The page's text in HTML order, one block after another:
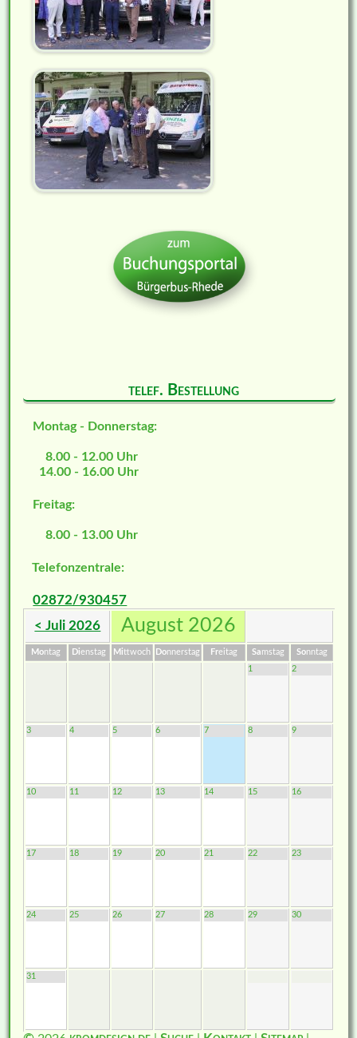
telef. Bestellung
Montag - Donnerstag:
8.00 - 12.00 Uhr
14.00 - 16.00 Uhr
Freitag:
8.00 - 13.00 Uhr
Telefonzentrale:
02872/930457
< Juli 2026 August 2026
Montag Dienstag Mittwoch Donnerstag Freitag Samstag Sonntag
1
2
3 4 5 6 7 8 9
10 11 12 13 14 15 16
17 18 19 20 21 22 23
24 25 26 27 28 29 30
31